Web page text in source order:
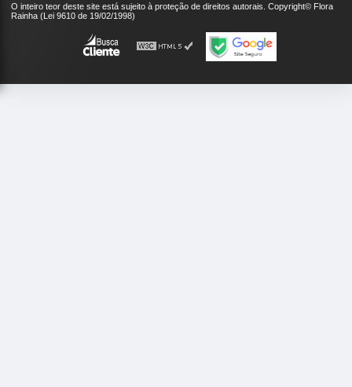
O inteiro teor deste site está sujeito à proteção de direitos autorais. Copyright© Flora
Rainha (Lei 9610 de 19/02/1998)